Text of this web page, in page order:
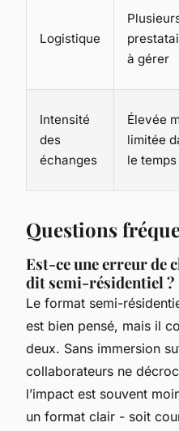
Logistique
à gérer
Intensité
des
échanges
Élevée
limitée
le temps
Questions
Est-ce une erreur de
dit semi-résidentiel ?
Le format semi-
est bien pensé, mais il
deux. Sans immersion
collaborateurs ne
l’impact est souvent
un format clair - soit